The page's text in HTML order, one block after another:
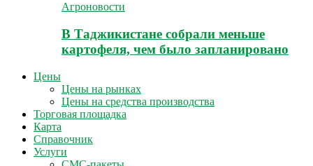
Агроновости
В Таджикистане собрали меньше
картофеля, чем было запланировано
Цены
Цены на рынках
Цены на средства производства
Торговая площадка
Карта
Справочник
Услуги